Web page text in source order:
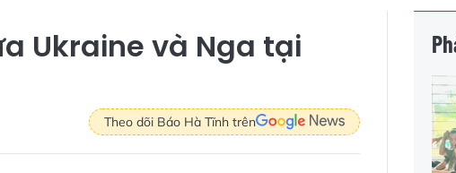
Ukraine và Nga tại
Theo dõi Báo Hà Tĩnh trên